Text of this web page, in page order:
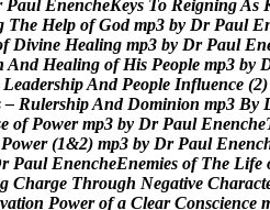
Paul EnencheKeys To ReigningAs
The Help of God mp3 by Dr Paul E
f Divine Healing mp3 by Dr Paul En
And Healing of His People mp3 by
LeadershipAnd People Influence (2)
– RulershipAnd Dominion mp3 By
e of Power mp3 by Dr Paul Enenche
Power (1&2) mp3 by Dr Paul Enenc
r Paul EnencheEnemies of The Life
g Charge Through Negative Charact
vation Power of a Clear Conscience